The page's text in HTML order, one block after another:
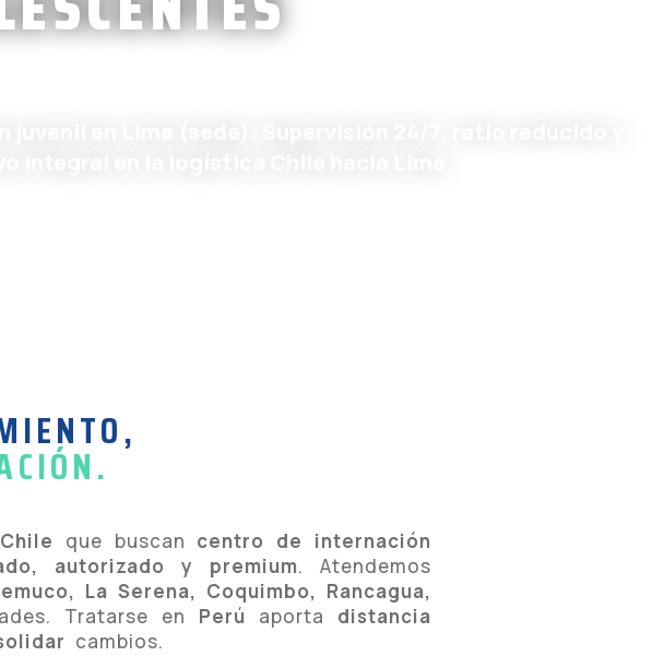
Chile que buscan centro de internación
autorizado y premium. Atendemos
La Serena, Coquimbo, Rancagua,
Tratarse en Perú aporta distancia
cambios.